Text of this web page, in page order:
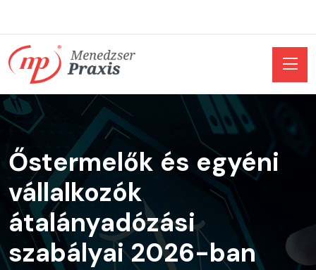
Őstermelők és egyéni
vállalkozók
átalányadózási
szabályai 2026-ban